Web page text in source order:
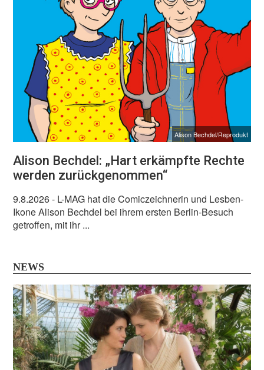
Alison Bechdel/Reprodukt
Alison Bechdel: „Hart erkämpfte Rechte
werden zurückgenommen“
9.8.2026- L-MAG hat die Comiczeichnerin und Lesben-
Ikone Alison Bechdel bei ihrem ersten Berlin-Besuch
getroffen, mit ihr ...
NEWS